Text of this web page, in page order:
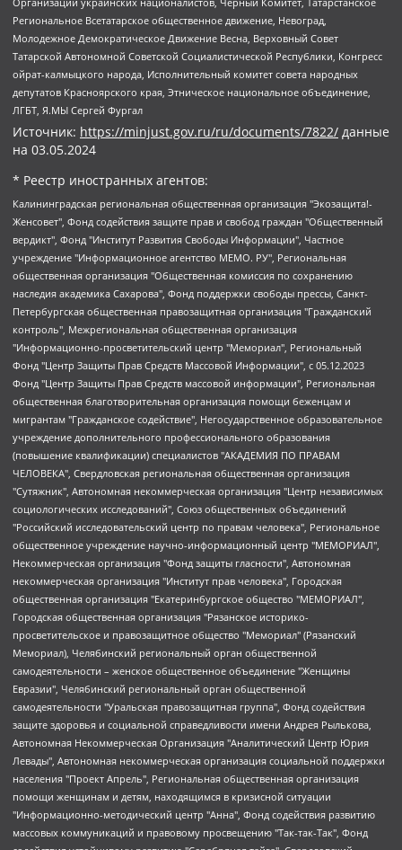
Региональное Всетатарское общественное движение, Невоград,
Молодежное Демократическое Движение Весна, Верховный Совет
Татарской Автономной Советской Социалистической Республики, Конгресс
ойрат-калмыцкого народа, Исполнительный комитет совета народных
депутатов Красноярского края, Этническое национальное объединение,
ЛГБТ, Я.МЫ Сергей Фургал
Источник: https://minjust.gov.ru/ru/documents/7822/ данные
на 03.05.2024
* Реестр иностранных агентов:
Калининградская региональная общественная организация "Экозащита!-Женсовет", Фонд содействия защите прав и свобод граждан "Общественный вердикт", Фонд "Институт Развития Свободы Информации", Частное учреждение "Информационное агентство МЕМО. РУ", Региональная общественная организация "Общественная комиссия по сохранению наследия академика Сахарова", Фонд поддержки свободы прессы, Санкт-Петербургская общественная правозащитная организация "Гражданский контроль", Межрегиональная общественная организация "Информационно-просветительский центр "Мемориал", Региональный Фонд "Центр Защиты Прав Средств Массовой Информации", с 05.12.2023 Фонд "Центр Защиты Прав Средств массовой информации", Региональная общественная благотворительная организация помощи беженцам и мигрантам "Гражданское содействие", Негосударственное образовательное учреждение дополнительного профессионального образования (повышение квалификации) специалистов "АКАДЕМИЯ ПО ПРАВАМ ЧЕЛОВЕКА", Свердловская региональная общественная организация "Сутяжник", Автономная некоммерческая организация "Центр независимых социологических исследований", Союз общественных объединений "Российский исследовательский центр по правам человека", Региональное общественное учреждение научно-информационный центр "МЕМОРИАЛ", Некоммерческая организация "Фонд защиты гласности", Автономная некоммерческая организация "Институт прав человека", Городская общественная организация "Екатеринбургское общество "МЕМОРИАЛ", Городская общественная организация "Рязанское историко-просветительское и правозащитное общество "Мемориал" (Рязанский Мемориал), Челябинский региональный орган общественной самодеятельности – женское общественное объединение "Женщины Евразии", Челябинский региональный орган общественной самодеятельности "Уральская правозащитная группа", Фонд содействия защите здоровья и социальной справедливости имени Андрея Рылькова, Автономная Некоммерческая Организация "Аналитический Центр Юрия Левады", Автономная некоммерческая организация социальной поддержки населения "Проект Апрель", Региональная общественная организация помощи женщинам и детям, находящимся в кризисной ситуации "Информационно-методический центр "Анна", Фонд содействия развитию массовых коммуникаций и правовому просвещению "Так-так-Так", Фонд содействия устойчивому развитию "Серебряная тайга", Свердловский региональный общественный фонд социальных проектов "Новое время", "Idel.Реалии", Кавказ.Реалии, Крым.Реалии, Телеканал Настоящее Время, Татаро-башкирская служба Радио Свобода (Azatliq Radiosi), Радио Свободная Европа/Радио Свобода (PCE/PC), "Сибирь.Реалии", "Фактограф", Благотворительный фонд помощи осужденным и их семьям, Автономная некоммерческая организация "Институт глобализации и социальных движений", Фонд "В защиту прав заключенных", Частное учреждение "Центр поддержки и содействия развитию средств массовой информации", Пензенский региональный общественный благотворительный фонд "Гражданский союз", "Север.Реалии", Некоммерческая организация Фонд "Правовая инициатива", Общество с ограниченной ответственностью "Радио Свободная Европа/Радио Свобода", Чешское информационное агентство "MEDIUM-ORIENT", Красноярская региональная общественная организация "Мы против СПИДа", Камалягин Денис Николаевич, Маркелов Сергей Евгеньевич, Пономарев Лев Александрович, Савицкая Людмила Алексеевна, Автономная некоммерческая организация "Центр по работе с проблемой насилия "НАСИЛИЮ.НЕТ", Межрегиональный профессиональный союз работников здравоохранения "Альянс врачей", Юридическое лицо, зарегистрированное в Латвийской Республике, SIA "Medusa Project" (регистрационный номер 40103797863, дата регистрации 10.06.2014), Некоммерческая организация "Фонд по борьбе с коррупцией", Автономная некоммерческая организация "Институт права и публичной политики", Баданин Роман Сергеевич, Гликин Максим Александрович, Железнова Мария Михайловна, Лукьянова Юлия Сергеевна, Маетная Елизавета Витальевна, Маняхин Петр Борисович, Чуракова Ольга Владимировна, Ярош Юлия Петровна, Юридическое лицо "The Insider SIA", зарегистрированное в Риге, Латвийская Республика (дата регистрации 26.06.2015), являющееся администратором доменного имени интернет-издания "The Insider SIA", https://theins.ru, Постернак Алексей Евгеньевич, Рубин Михаил Аркадьевич, Анин Роман Александрович, Юридическое лицо Istories fonds, зарегистрированное в Латвийской Республике (регистрационный номер 50008295751, дата регистрации 24.02.2020), Великовский Дмитрий Александрович, Долинина Ирина Николаевна, Мароховская Алеся Алексеевна, Шлейнов Роман Юрьевич, Шмагун Олеся Валентиновна, Общество с ограниченной ответственностью "Альтаир 2021", Общество с ограниченной ответственностью "Вега 2021", Общество с ограниченной ответственностью "Главный редактор 2021", Общество с ограниченной ответственностью "Ромашки монолит", Важенков Артем Валерьевич, Ивановская областная общественная организация "Центр гендерных исследований", Гурман Юрий Альбертович, Медиапроект "ОВД-Инфо", Егоров Владимир Владимирович, Жилинский Владимир Александрович, Общество с ограниченной ответственностью "ЗП", Иванова София Юрьевна, Карезина Инна Павловна, Кильтау Екатерина Викторовна, Петров Алексей Викторович, Пискунов Сергей Евгеньевич, Смирнов Сергей Сергеевич, Тихонов Михаил Сергеевич, Общество с ограниченной ответственностью "ЖУРНАЛИСТ-ИНОСТРАННЫЙ АГЕНТ", Арапова Галина Юрьевна, Вольтская Татьяна Анатольевна, Американская компания "Mason G.E.S. Anonymous Foundation" (США), являющаяся владельцем интернет-издания https://mnews.world/, Компания "Stichting Bellingcat", зарегистрированная в Нидерландах (дата регистрации 11.07.2018), Захаров Андрей Вячеславович, Клепиковская Екатерина Дмитриевна, Общество с ограниченной ответственностью "МЕМО", Перл Роман Александрович, Симонов Евгений Алексеевич, Соловьева Елена Анатольевна, Сотников Даниил Владимирович, Сурначева Елизавета Дмитриевна, Автономная некоммерческая организация по защите прав человека и информированию населения "Якутия – Наше Мнение", Общество с ограниченной ответственностью "Москоу диджитал медиа", с 26.01.2023 Общество с ограниченной ответственностью "Чайка Белые сады", Ветошкина Валерия Валерьевна, Заговора Максим Александрович, Межрегиональное общественное движение "Российская ЛГБТ - сеть", Оленичев Максим Владимирович, Павлов Иван Юрьевич, Скворцова Елена Сергеевна, Общество с ограниченной ответственностью "Как бы инагент", Кочетков Игорь Викторович, Общество с ограниченной ответственностью "Честные выборы", Еланчик Олег Александрович, Общество с ограниченной ответственностью "Нобелевский призыв", Гималова Регина Эмилевна, Григорьев Андрей Валерьевич, Григорьева Алина Александровна, Ассоциация по содействию защите прав призывников, альтернативнослужащих и военнослужащих "Правозащитная группа "Гражданин.Армия.Право", Хисамова Регина Фаритовна, Автономная некоммерческая организация по реализации социально-правовых программ "Лилит", Дальневосточное общественное движение "Маяк", Санкт-Петербургская ЛГБТ-инициативная группа "Выход", Инициативная группа ЛГБТ+ "Реверс", Алексеев Андрей Викторович, Бекбулатова Таисия Львовна, Беляев Иван Михайлович, Владыкина Елена Сергеевна, Гельман Марат Александрович, Никульшина Вероника Юрьевна, Толоконникова Надежда Андреевна, Шендерович Виктор Анатольевич, Общество с ограниченной ответственностью "Данное сообщение", Общество с ограниченной ответственностью Издательский дом "Новая глава", Айнбиндер Александра Александровна, Московский комьюнити-центр для ЛГБТ+инициатив, Благотворительный фонд развития филантропии, Deutsche Welle (Германия, Kurt-Schumacher-Strasse 3, 53113 Bonn), Борзунова Мария Михайловна, Воробьев Виктор Викторович, Голубева Анна Львовна, Константинова Алла Михайловна, Малкова Ирина Владимировна, Мурадов Мурад Абдулгалимович, Осетинская Елизавета Николаевна, Понасенков Евгений Николаевич, Ганапольский Матвей Юрьевич, Киселев Евгений Алексеевич, Борухович Ирина Григорьевна, Дремин Иван Тимофеевич, Дубровский Дмитрий Викторович, Красноярская региональная общественная организация поддержки и развития альтернативных образовательных технологий и межкультурных коммуникаций "ИНТЕРРА", Маяковская Екатерина Алексеевна, Фейгин Марк Захарович, Филимонов Андрей Викторович, Дзугкоева Регина Николаевна, Доброхотов Роман Александрович, Дудь Юрий Александрович, Елкин Сергей Владимирович, Кругликов Кирилл Игоревич, Сабунаева Мария Леонидовна, Семенов Алексей Владимирович, Шаинян Карен Багратович, Шульман Екатерина Михайловна, Асафьев Артур Валерьевич, Вахштайн Виктор Семенович, Венедиктов Алексей Алексеевич, Лушникова Екатерина Евгеньевна, Волков Леонид Михайлович, Невзоров Александр Глебович, Пархоменко Сергей Борисович, Сироткин Ярослав Николаевич, Кара-Мурза Владимир Владимирович, Баранова Наталья Владимировна, Гозман Леонид Яковлевич, Кагарлицкий Борис Юльевич, Климарев Михаил Валерьевич, Милов Владимир Станиславович, Автономная некоммерческая организация Краснодарский центр современного искусства "Типография", Моргенштерн Алишер Тагирович, Соболь Любовь Эдуардовна, Общество с ограниченной ответственностью "ЛИЗА НОРМ", Каспаров Гарри Кимович, Ходорковский Михаил Борисович, Общество с ограниченной ответственностью "Апрельские тезисы", Данилович Ирина Брониславовна, Кашин Олег Владимирович, Петров Николай Владимирович, Пивоваров Алексей Владимирович, Соколов Михаил Владимирович, Цветкова Юлия Владимировна, Чичваркин Евгений Александрович, Комитет против пыток/Команда против пыток, Общество с ограниченной ответственностью "Первый научный", Общество с ограниченной ответственностью "Вертолет и ко", Белоцерковская Вероника Борисовна, Кац Максим Евгеньевич, Лазарева Татьяна Юрьевна, Шаведдинов Руслан Табризович, Яшин Илья Валерьевич, Общество с ограниченной ответственностью "Иноагент ААВ", Алешковский Дмитрий Петрович, Альбац Евгения Марковна, Быков Дмитрий Львович, Галямина Юлия Евгеньевна, Лойко Сергей Леонидович, Мартынов Кирилл Константинович, Медведев Сергей Александрович, Крашенинников Федор Геннадиевич, Гордеева Катерина Вл